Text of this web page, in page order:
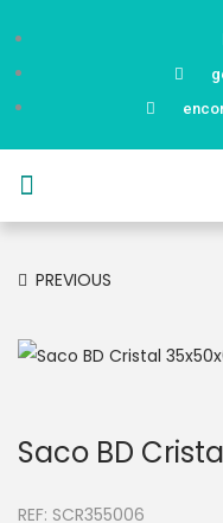
PREVIOUS
Saco BD
REF: SCR355006